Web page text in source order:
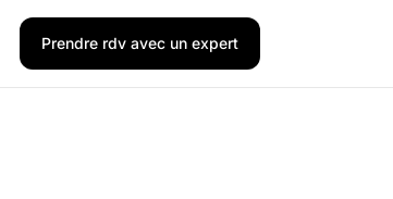
Prendre rdv avec un expert